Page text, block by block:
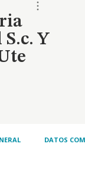
Y
DATOS